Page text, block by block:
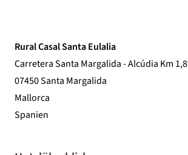
Rural Casal Santa Eulalia
Carretera Santa Margalida - Alcúdia Km 1,8
07450 Santa Margalida
Mallorca
Spanien